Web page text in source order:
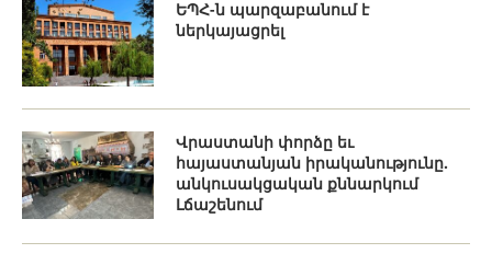
ԵՊՀ-ն պարզաբանում է
ներկայացրել
Վրաստանի փորձը եւ
հայաստանյան իրականությունը.
անկուսակցական քննարկում
Լճաշենում